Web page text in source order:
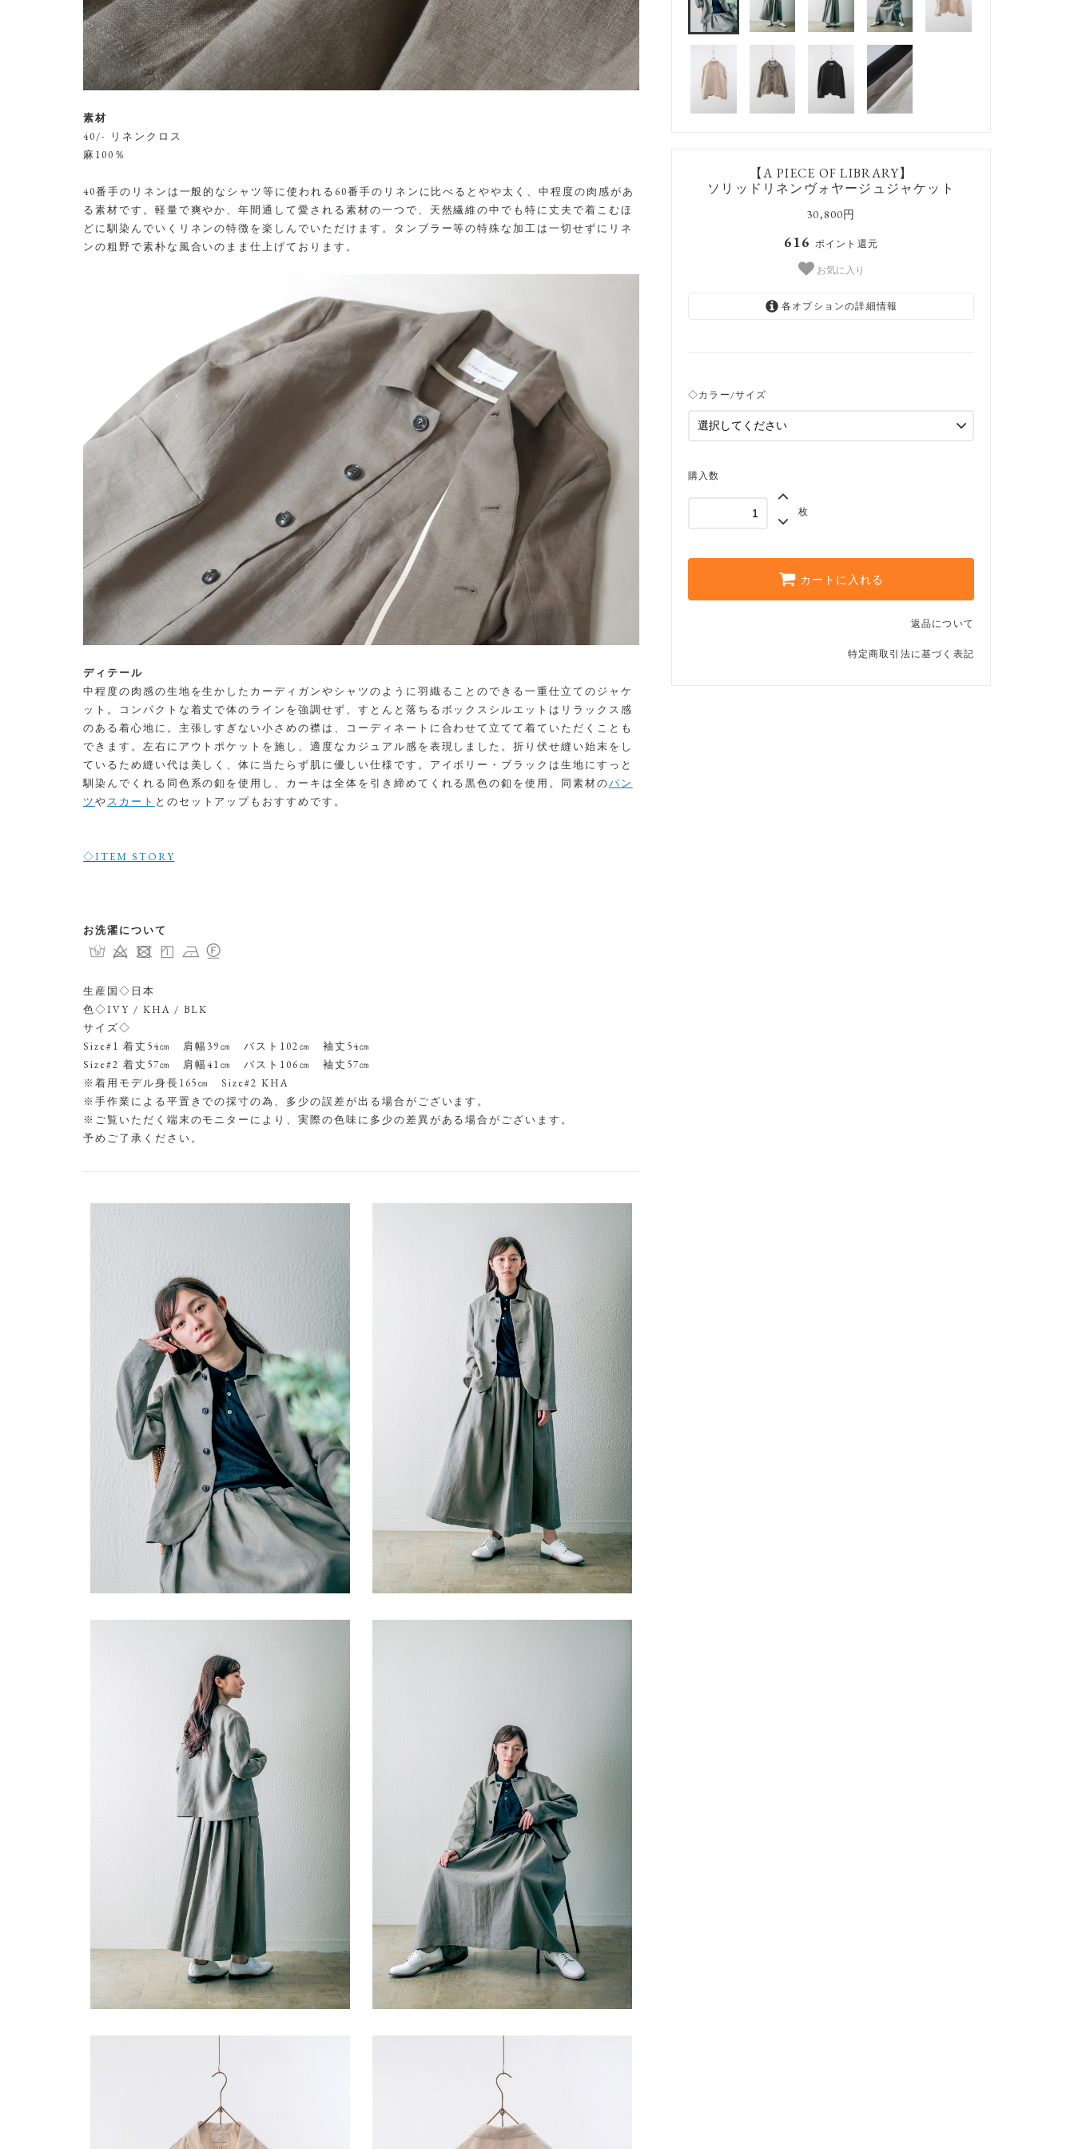
【A PIECE OF LIBRARY】
ソリッドリネンヴォヤージュジャケット
30,800円
616 ポイント還元
お気に入り
各オプションの詳細情報
◇カラー/サイズ
購入数
枚
カートに入れる
返品について
特定商取引法に基づく表記
素材
40/- リネンクロス
麻100％
40番手のリネンは一般的なシャツ等に使われる60番手のリネンに比べるとやや太く、中程度の肉感があ
る素材です。軽量で爽やか、年間通して愛される素材の一つで、天然繊維の中でも特に丈夫で着こむほ
どに馴染んでいくリネンの特徴を楽しんでいただけます。タンブラー等の特殊な加工は一切せずにリネ
ンの粗野で素朴な風合いのまま仕上げております。
ディテール
中程度の肉感の生地を生かしたカーディガンやシャツのように羽織ることのできる一重仕立てのジャケ
ット。コンパクトな着丈で体のラインを強調せず、すとんと落ちるボックスシルエットはリラックス感
のある着心地に。主張しすぎない小さめの襟は、コーディネートに合わせて立てて着ていただくことも
できます。左右にアウトポケットを施し、適度なカジュアル感を表現しました。折り伏せ縫い始末をし
ているため縫い代は美しく、体に当たらず肌に優しい仕様です。アイボリー・ブラックは生地にすっと
馴染んでくれる同色系の釦を使用し、カーキは全体を引き締めてくれる黒色の釦を使用。同素材のパン
ツやスカート とのセットアップもおすすめです。
◇ITEM STORY
お洗濯について
生産国◇日本
色◇IVY / KHA / BLK
サイズ◇
Size#1 着丈54㎝ 肩幅39㎝ バスト102㎝ 袖丈54㎝
Size#2 着丈57㎝ 肩幅41㎝ バスト106㎝ 袖丈57㎝
※着用モデル身長165㎝ Size#2 KHA
※手作業による平置きでの採寸の為、多少の誤差が出る場合がございます。
※ご覧いただく端末のモニターにより、実際の色味に多少の差異がある場合がございます。
予めご了承ください。